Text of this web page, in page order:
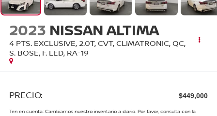
2023 NISSAN ALTIMA
4 PTS. EXCLUSIVE, 2.0T, CVT, CLIMATRONIC, QC,
S. BOSE, F. LED, RA-19
PRECIO: $449,000
Ten en cuenta: Cambiamos nuestro inventario a diario. Por favor, consulta con la